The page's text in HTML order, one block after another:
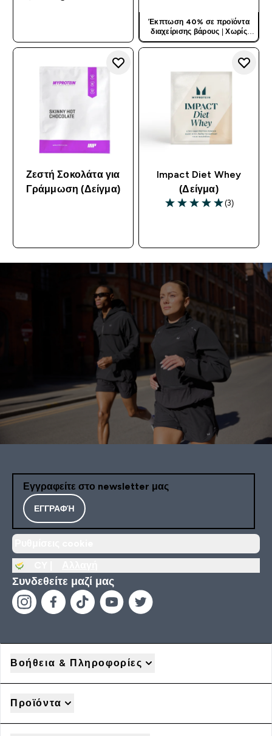
Έκπτωση 40% σε προϊόντα
διαχείρισης βάρους |Χωρίς
Κωδικό
Ζεστή Σοκολάτα για
Γράμμωση (Δείγμα)
Impact Diet Whey
(Δείγμα)
5 out of 5 stars
(3)
Εγγραφείτε στο newsletter μας
ΕΓΓΡΑΦΉ
Συνδεθείτε μαζί μας
Βοήθεια & Πληροφορίες
Προϊόντα